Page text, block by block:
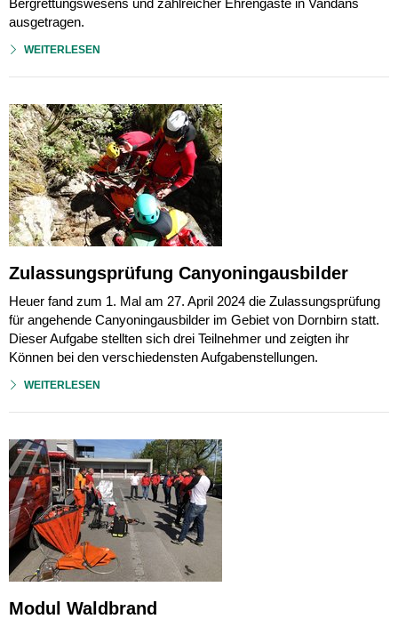
Bergrettungswesens und zahlreicher Ehrengäste in Vandans
ausgetragen.
WEITERLESEN
Zulassungsprüfung Canyoningausbilder
Heuer fand zum 1. Mal am 27. April 2024 die Zulassungsprüfung
für angehende Canyoningausbilder im Gebiet von Dornbirn statt.
Dieser Aufgabe stellten sich drei Teilnehmer und zeigten ihr
Können bei den verschiedensten Aufgabenstellungen.
WEITERLESEN
Modul Waldbrand